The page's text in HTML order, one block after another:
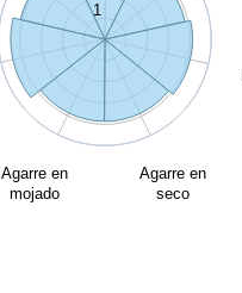
Agarre en
seco
Agarre en
mojado
1